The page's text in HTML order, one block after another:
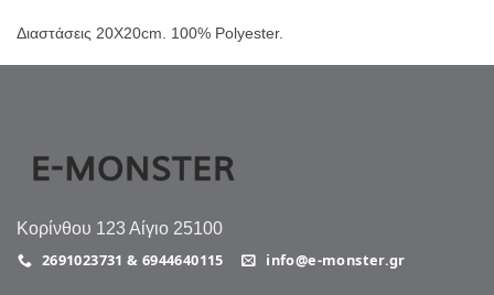
Διαστάσεις 20Χ20cm. 100% Polyester.
Κορίνθου 123 Αίγιο 25100
2691023731 & 6944640115 info@e-monster.gr